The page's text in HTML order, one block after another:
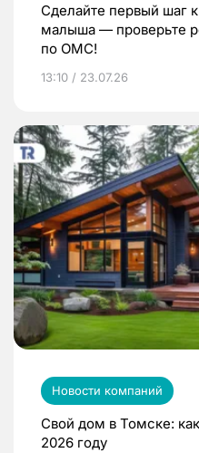
Сделайте первый шаг
малыша — проверьте
по ОМС!
13:10 / 23.07.26
Новости компаний
Свой дом в Томске:
2026 году